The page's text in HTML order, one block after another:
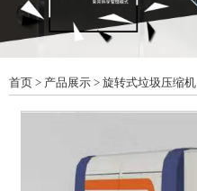
首页 > 产品展示 > 旋转式垃圾压缩机